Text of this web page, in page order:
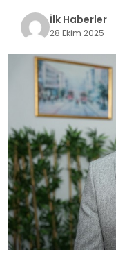
İlk Haberler
28 Ekim 2025